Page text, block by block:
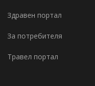
Здравен портал
За потребителя
Травел портал